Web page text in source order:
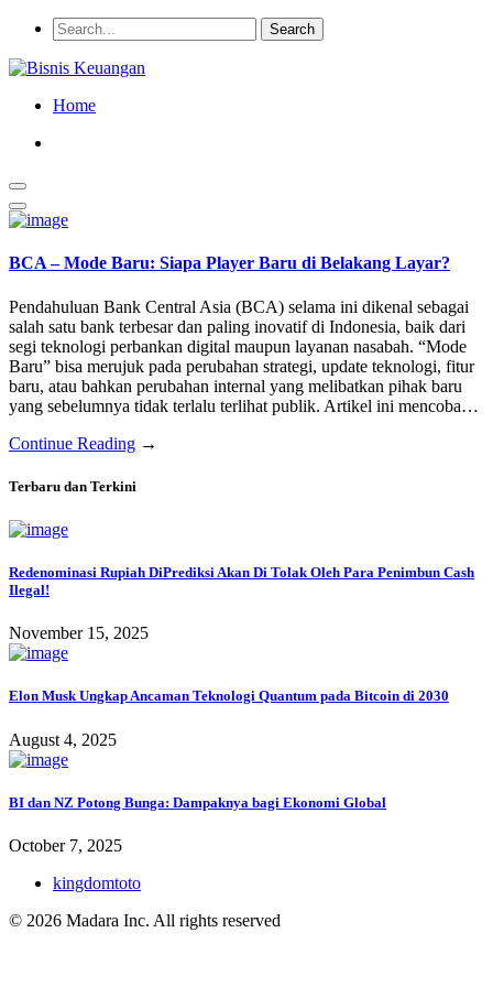
Home
BCA – Mode Baru: Siapa Player Baru di Belakang Layar?
Pendahuluan Bank Central Asia (BCA) selama ini dikenal sebagai
salah satu bank terbesar dan paling inovatif di Indonesia, baik dari
segi teknologi perbankan digital maupun layanan nasabah. “Mode
Baru” bisa merujuk pada perubahan strategi, update teknologi, fitur
baru, atau bahkan perubahan internal yang melibatkan pihak baru
yang sebelumnya tidak terlalu terlihat publik. Artikel ini mencoba…
Continue Reading →
Terbaru dan Terkini
Redenominasi Rupiah DiPrediksi Akan Di Tolak Oleh Para Penimbun Cash
Ilegal!
November 15, 2025
Elon Musk Ungkap Ancaman Teknologi Quantum pada Bitcoin di 2030
August 4, 2025
BI dan NZ Potong Bunga: Dampaknya bagi Ekonomi Global
October 7, 2025
kingdomtoto
© 2026 Madara Inc. All rights reserved